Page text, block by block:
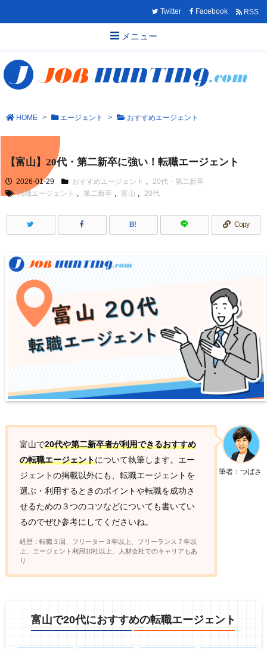
メニュー
Twitter Facebook RSS
HOME > エージェント > おすすめエージェント
【富山】20代・第二新卒に強い！転職エージェント
2026-01-29 おすすめエージェント
20代・第二新卒
転職エージェント
第二新卒 富山 20代
B! Copy
筆者：つばさ
富山で20代や第二新卒者が利用できるおすすめ
の転職エージェントについて執筆します。エー
ジェントの掲載以外にも、転職エージェントを
選ぶ・利用するときのポイントや転職を成功さ
せるための３つのコツなどについても書いてい
るのでぜひ参考にしてくださいね。
経歴：転職３回、フリーター３年以上、フリーランス７年以
上、エージェント利用10社以上、人材会社でのキャリアもあ
り
富山で20代におすすめの転職エージェント